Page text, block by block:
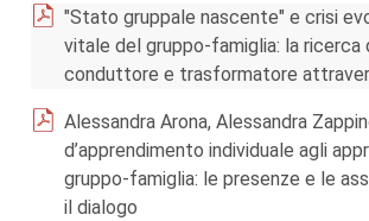
"Stato gruppale nascente" e crisi
vitale del gruppo-famiglia: la ricerca
conduttore e trasformatore
Alessandra Arona, Alessandra
d’apprendimento individuale agli
gruppo-famiglia: le presenze e le
il dialogo